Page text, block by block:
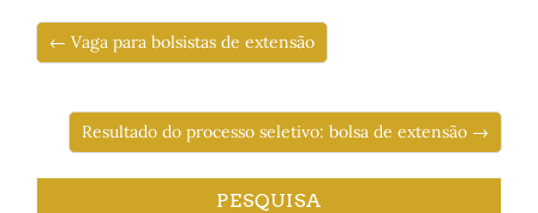
← Vaga para bolsistas de extensão
Resultado do processo seletivo: bolsa de extensão →
PESQUISA